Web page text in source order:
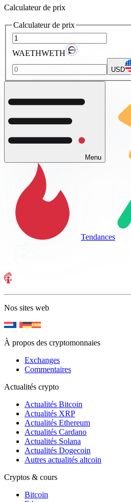
Calculateur de prix
Calculateur de prix
WAETHWETH
USD
Menu
Tendances
Nos sites web
À propos des cryptomonnaies
Exchanges
Commentaires
Actualités crypto
Actualités Bitcoin
Actualités XRP
Actualités Ethereum
Actualités Cardano
Actualités Solana
Actualités Dogecoin
Autres actualités altcoin
Cryptos & cours
Bitcoin